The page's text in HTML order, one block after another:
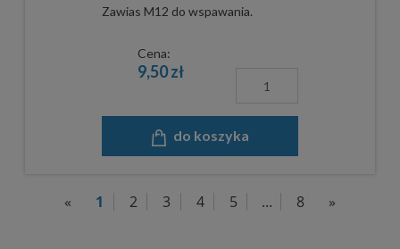
Zawias M12 do wspawania.
Cena:
9,50 zł
do koszyka
« 1 2 3 4 5 ... 8 »